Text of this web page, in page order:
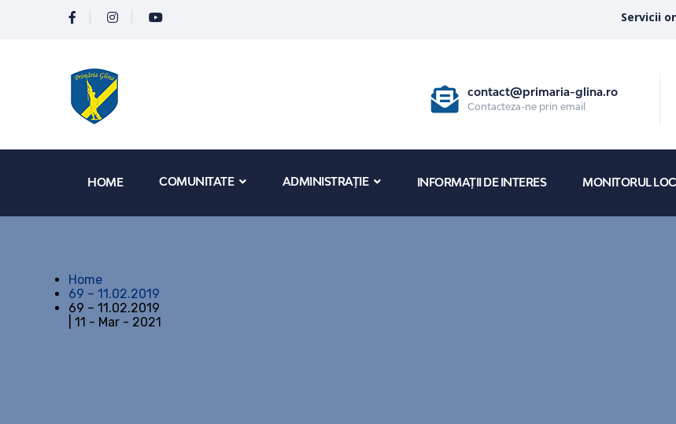
Servicii
contact@primaria-glina.ro
Contacteza-ne prin email
HOME COMUNITATE ADMINISTRAȚIE INFORMAȚII DE INTERES MONITORUL
Home
69 – 11.02.2019
69 – 11.02.2019
| 11 - Mar - 2021